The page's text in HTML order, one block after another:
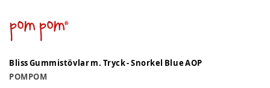
Bliss Gummistövlar m. Tryck - Snorkel Blue AOP
POMPOM